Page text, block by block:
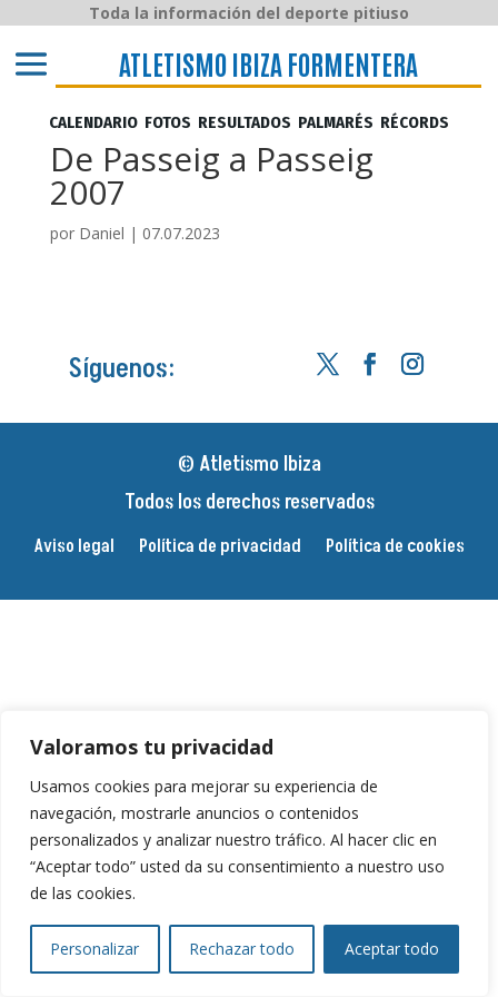
Valoramos tu privacidad
Usamos cookies para mejorar su experiencia de
navegación, mostrarle anuncios o contenidos
personalizados y analizar nuestro tráfico. Al hacer clic en
“Aceptar todo” usted da su consentimiento a nuestro uso
de las cookies.
Personalizar Rechazar todo Aceptar todo
ATLETISMO IBIZA y FORMENTERA
Toda la información del deporte pitiuso
ATLETISMO IBIZA FORMENTERA
CALENDARIO FOTOS RESULTADOS PALMARÉS RÉCORDS
De Passeig a Passeig
2007
por Daniel | 07.07.2023
Síguenos:
© Atletismo Ibiza
Todos los derechos reservados
Aviso legal Política de privacidad Política de cookies